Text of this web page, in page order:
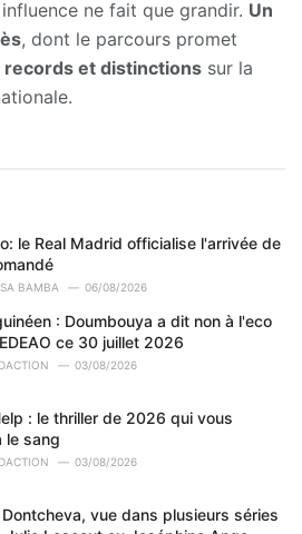
ne fait que grandir. Un
, dont le parcours promet
records et distinctions sur la
le Real Madrid officialise l'arrivée de
BAMBA 06/08/2026
: Doumbouya a dit non à l'eco
ce 30 juillet 2026
03/08/2026
: le thriller de 2026 qui vous
le sang
03/08/2026
Dontcheva, vue dans plusieurs séries